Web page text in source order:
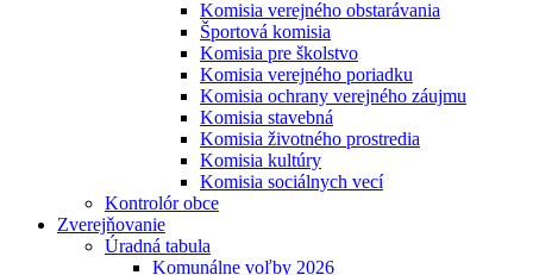
Komisia verejného obstarávania
Športová komisia
Komisia pre školstvo
Komisia verejného poriadku
Komisia ochrany verejného záujmu
Komisia stavebná
Komisia životného prostredia
Komisia kultúry
Komisia sociálnych vecí
Kontrolór obce
Zverejňovanie
Úradná tabula
Komunálne voľby 2026